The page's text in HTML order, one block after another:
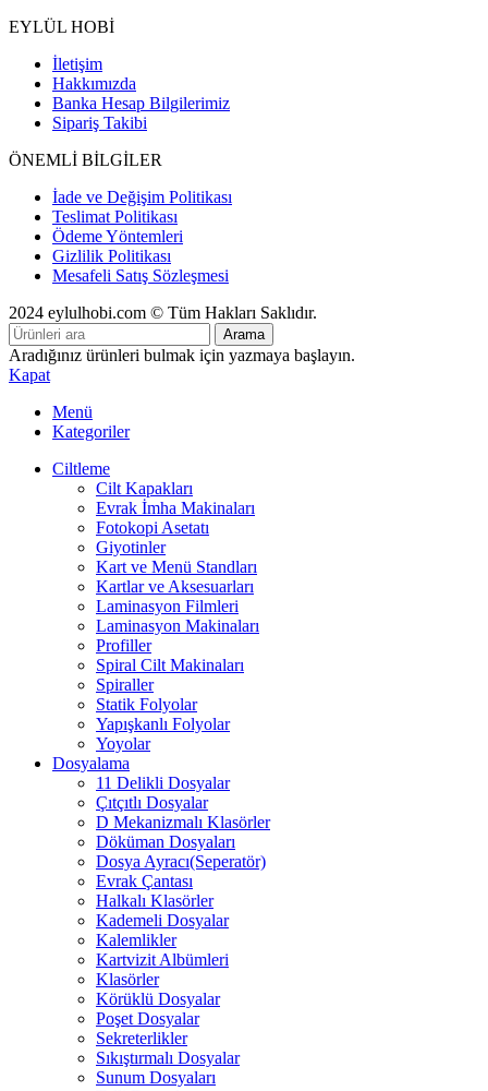
EYLÜL HOBİ
İletişim
Hakkımızda
Banka Hesap Bilgilerimiz
Sipariş Takibi
ÖNEMLİ BİLGİLER
İade ve Değişim Politikası
Teslimat Politikası
Ödeme Yöntemleri
Gizlilik Politikası
Mesafeli Satış Sözleşmesi
2024 eylulhobi.com © Tüm Hakları Saklıdır.
Arama
Aradığınız ürünleri bulmak için yazmaya başlayın.
Kapat
Menü
Kategoriler
Ciltleme
Cilt Kapakları
Evrak İmha Makinaları
Fotokopi Asetatı
Giyotinler
Kart ve Menü Standları
Kartlar ve Aksesuarları
Laminasyon Filmleri
Laminasyon Makinaları
Profiller
Spiral Cilt Makinaları
Spiraller
Statik Folyolar
Yapışkanlı Folyolar
Yoyolar
Dosyalama
11 Delikli Dosyalar
Çıtçıtlı Dosyalar
D Mekanizmalı Klasörler
Döküman Dosyaları
Dosya Ayracı(Seperatör)
Evrak Çantası
Halkalı Klasörler
Kademeli Dosyalar
Kalemlikler
Kartvizit Albümleri
Klasörler
Körüklü Dosyalar
Poşet Dosyalar
Sekreterlikler
Sıkıştırmalı Dosyalar
Sunum Dosyaları